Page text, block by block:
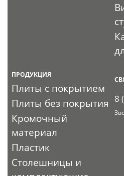
ПРОДУКЦИЯ
Плиты с покрытием
Плиты без покрытия
Кромочный
материал
Пластик
Столешницы и
8